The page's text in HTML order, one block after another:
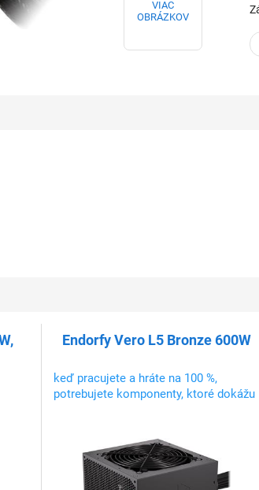
VIAC
OBRÁZKOV
Endorfy Vero L5 Bronze 600W
keď pracujete a hráte na 100 %,
potrebujete komponenty, ktoré dokážu